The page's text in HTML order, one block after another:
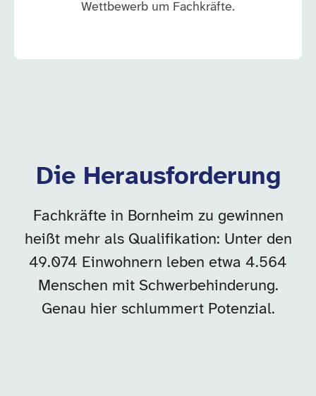
Wettbewerb um Fachkräfte.
Die Herausforderung
Fachkräfte in Bornheim zu gewinnen
heißt mehr als Qualifikation: Unter den
49.074 Einwohnern leben etwa 4.564
Menschen mit Schwerbehinderung.
Genau hier schlummert Potenzial.